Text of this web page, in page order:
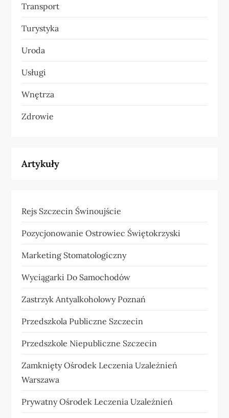
Transport
Turystyka
Uroda
Usługi
Wnętrza
Zdrowie
Artykuły
Rejs Szczecin Świnoujście
Pozycjonowanie Ostrowiec Świętokrzyski
Marketing Stomatologiczny
Wyciągarki Do Samochodów
Zastrzyk Antyalkoholowy Poznań
Przedszkola Publiczne Szczecin
Przedszkole Niepubliczne Szczecin
Zamknięty Ośrodek Leczenia Uzależnień
Warszawa
Prywatny Ośrodek Leczenia Uzależnień